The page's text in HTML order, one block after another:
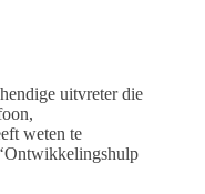
uitvreter die
weten te